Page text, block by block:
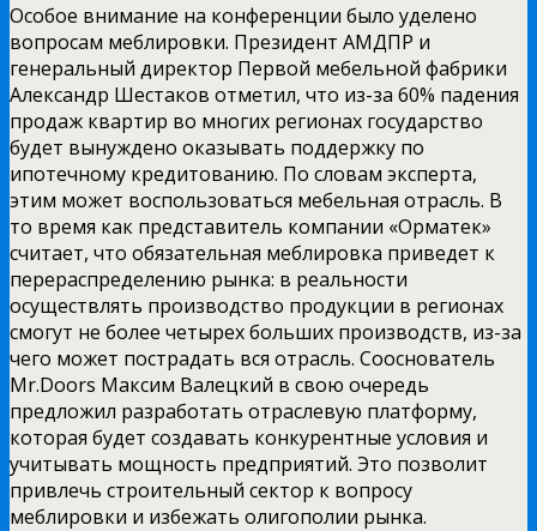
Особое внимание на конференции было уделено
вопросам меблировки. Президент АМДПР и
генеральный директор Первой мебельной фабрики
Александр Шестаков отметил, что из-за 60% падения
продаж квартир во многих регионах государство
будет вынуждено оказывать поддержку по
ипотечному кредитованию. По словам эксперта,
этим может воспользоваться мебельная отрасль. В
то время как представитель компании «Орматек»
считает, что обязательная меблировка приведет к
перераспределению рынка: в реальности
осуществлять производство продукции в регионах
смогут не более четырех больших производств, из-за
чего может пострадать вся отрасль. Сооснователь
Mr.Doors Максим Валецкий в свою очередь
предложил разработать отраслевую платформу,
которая будет создавать конкурентные условия и
учитывать мощность предприятий. Это позволит
привлечь строительный сектор к вопросу
меблировки и избежать олигополии рынка.